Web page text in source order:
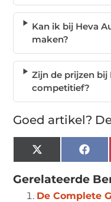
Kan ik bij Heva
maken?
Zijn de prijzen
competitief?
Goed artikel?
X
(Twitter)
Gerelateerde
De Complete